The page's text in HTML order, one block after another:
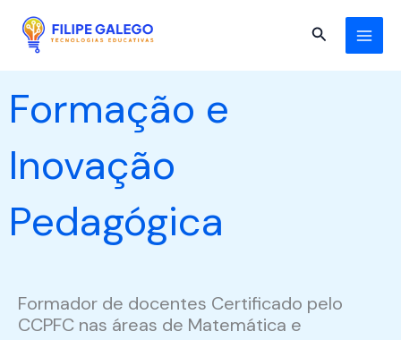
content
Search
Formação e
Inovação
Pedagógica
Formador de docentes Certificado pelo
CCPFC nas áreas de Matemática e